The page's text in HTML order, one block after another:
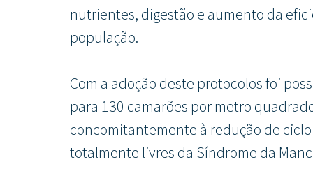
nutrientes, digestão e aumento da
população.
Com a adoção deste protocolos foi
para 130 camarões por metro
concomitantemente à redução de
totalmente livres da Síndrome da